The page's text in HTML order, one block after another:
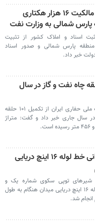
اهدای اسناد مالکیت ۱۶ هزار هکتاری
پارس شمالی به وزارت نفت
اسناد و املاک کشور از تثبیت
پارس شمالی و صدور اسناد
۱۰۱ حلقه چاه‌ نفت و گاز در سال
مدیرعامل شرکت ملی حفاری ایران از تکمیل ۱۰۱ حلقه
سال جاری خبر داد و گفت: متراژ
انجام توپک‌رانی خط لوله ۱۶ اینچ دریایی
شیرهای توپی سکوی شماره یک و
توپک‌رانی خط لوله ۱۶ اینچ دریایی میدان هنگام به طول